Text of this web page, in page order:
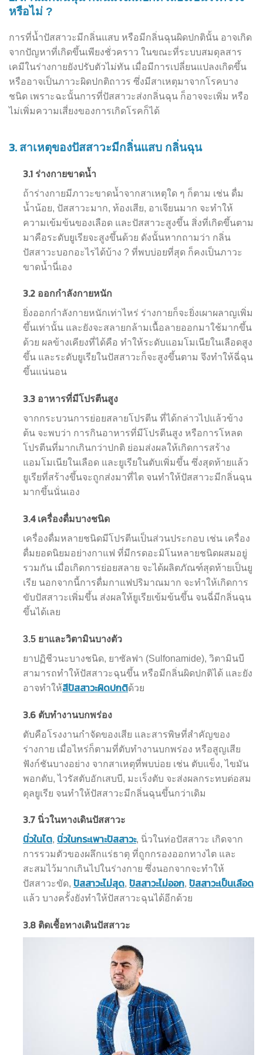
หรือไม่ ?
การที่น้ำปัสสาวะมีกลิ่นแสบ หรือมีกลิ่นฉุนผิดปกตินั้น อาจเกิด
จากปัญหาที่เกิดขึ้นเพียงชั่วคราว ในขณะที่ระบบสมดุลสาร
เคมีในร่างกายยังปรับตัวไม่ทัน เมื่อมีการเปลี่ยนแปลงเกิดขึ้น
หรืออาจเป็นภาวะผิดปกติถาวร ซึ่งมีสาเหตุมาจากโรคบาง
ชนิด เพราะฉะนั้นการที่ปัสสาวะส่งกลิ่นฉุน ก็อาจจะเพิ่ม หรือ
ไม่เพิ่มความเสี่ยงของการเกิดโรคก็ได้
3. สาเหตุของปัสสาวะมีกลิ่นแสบ กลิ่นฉุน
3.1 ร่างกายขาดน้ำ
ถ้าร่างกายมีภาวะขาดน้ำจากสาเหตุใด ๆ ก็ตาม เช่น ดื่ม
น้ำน้อย, ปัสสาวะมาก, ท้องเสีย, อาเจียนมาก จะทำให้
ความเข้มข้นของเลือด และปัสสาวะสูงขึ้น สิ่งที่เกิดขึ้นตาม
มาคือระดับยูเรียจะสูงขึ้นด้วย ดังนั้นหากถามว่า กลิ่น
ปัสสาวะบอกอะไรได้บ้าง ? ที่พบบ่อยที่สุด ก็คงเป็นภาวะ
ขาดน้ำนี่เอง
3.2 ออกกำลังกายหนัก
ยิ่งออกกำลังกายหนักเท่าไหร่ ร่างกายก็จะยิ่งเผาผลาญเพิ่ม
ขึ้นเท่านั้น และยังจะสลายกล้ามเนื้อลายออกมาใช้มากขึ้น
ด้วย ผลข้างเคียงที่ได้คือ ทำให้ระดับแอมโมเนียในเลือดสูง
ขึ้น และระดับยูเรียในปัสสาวะก็จะสูงขึ้นตาม จึงทำให้ฉี่ฉุน
ขึ้นแน่นอน
3.3 อาหารที่มีโปรตีนสูง
จากกระบวนการย่อยสลายโปรตีน ที่ได้กล่าวไปแล้วข้าง
ต้น จะพบว่า การกินอาหารที่มีโปรตีนสูง หรือการโหลด
โปรตีนที่มากเกินกว่าปกติ ย่อมส่งผลให้เกิดการสร้าง
แอมโมเนียในเลือด และยูเรียในตับเพิ่มขึ้น ซึ่งสุดท้ายแล้ว
ยูเรียที่สร้างขึ้นจะถูกส่งมาที่ไต จนทำให้ปัสสาวะมีกลิ่นฉุน
มากขึ้นนั่นเอง
3.4 เครื่องดื่มบางชนิด
เครื่องดื่มหลายชนิดมีโปรตีนเป็นส่วนประกอบ เช่น เครื่อง
ดื่มยอดนิยมอย่างกาแฟ ที่มีกรดอะมิโนหลายชนิดผสมอยู่
รวมกัน เมื่อเกิดการย่อยสลาย จะได้ผลิตภัณฑ์สุดท้ายเป็นยู
เรีย นอกจากนี้การดื่มกาแฟปริมาณมาก จะทำให้เกิดการ
ขับปัสสาวะเพิ่มขึ้น ส่งผลให้ยูเรียเข้มข้นขึ้น จนฉี่มีกลิ่นฉุน
ขึ้นได้เลย
3.5 ยาและวิตามินบางตัว
ยาปฏิชีวนะบางชนิด, ยาซัลฟา (Sulfonamide), วิตามินบี
สามารถทำให้ปัสสาวะฉุนขึ้น หรือมีกลิ่นผิดปกติได้ และยัง
อาจทำให้สีปัสสาวะผิดปกติด้วย
3.6 ตับทำงานบกพร่อง
ตับคือโรงงานกำจัดของเสีย และสารพิษที่สำคัญของ
ร่างกาย เมื่อไหร่ก็ตามที่ตับทำงานบกพร่อง หรือสูญเสีย
ฟังก์ชันบางอย่าง จากสาเหตุที่พบบ่อย เช่น ตับแข็ง, ไขมัน
พอกตับ, ไวรัสตับอักเสบบี, มะเร็งตับ จะส่งผลกระทบต่อสม
ดุลยูเรีย จนทำให้ปัสสาวะมีกลิ่นฉุนขึ้นกว่าเดิม
3.7 นิ่วในทางเดินปัสสาวะ
นิ่วในไต, นิ่วในกระเพาะปัสสาวะ, นิ่วในท่อปัสสาวะ เกิดจาก
การรวมตัวของผลึกแร่ธาตุ ที่ถูกกรองออกทางไต และ
สะสมไว้มากเกินไปในร่างกาย ซึ่งนอกจากจะทำให้
ปัสสาวะขัด, ปัสสาวะไม่สุด, ปัสสาวะไม่ออก, ปัสสาวะเป็นเลือด
แล้ว บางครั้งยังทำให้ปัสสาวะฉุนได้อีกด้วย
3.8 ติดเชื้อทางเดินปัสสาวะ